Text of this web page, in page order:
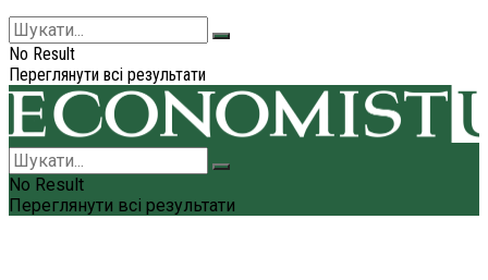
No Result
Переглянути всі результати
No Result
Переглянути всі результати